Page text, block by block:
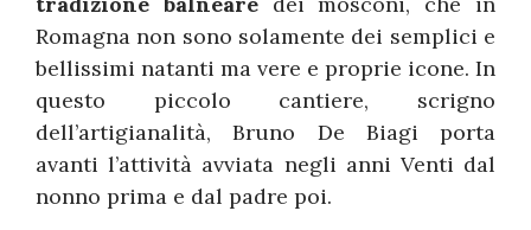
Romagna non sono solamente dei semplici e
bellissimi natanti ma vere e proprie icone. In
questo piccolo cantiere, scrigno
dell’artigianalità, Bruno De Biagi porta
avanti l’attività avviata negli anni Venti dal
nonno prima e dal padre poi.